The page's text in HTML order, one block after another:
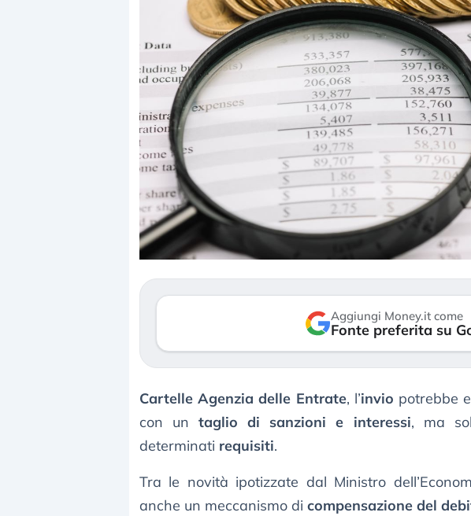
Aggiungi Money.it come
Fonte preferita su
Cartelle Agenzia delle Entrate, l’invio potrebbe
con untaglio di sanzioni e interessi, ma
determinati requisiti.
Tra le novità ipotizzate dal Ministro
anche un meccanismo di compensazione del
Dalle valutazioni estreme alla
correzione. Cosa sta guidando il
repricing degli asset?
Gli investitori stanno finalmente
mostrando segni di stanchezza